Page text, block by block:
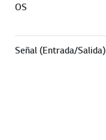
OS
Señal (Entrada/Salida)